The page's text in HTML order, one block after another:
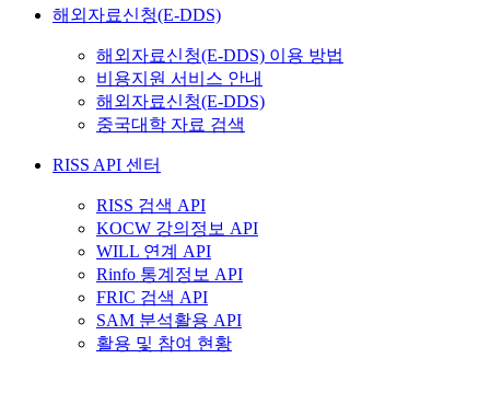
해외자료신청(E-DDS)
해외자료신청(E-DDS) 이용 방법
비용지원 서비스 안내
해외자료신청(E-DDS)
중국대학 자료 검색
RISS API 센터
RISS 검색 API
KOCW 강의정보 API
WILL 연계 API
Rinfo 통계정보 API
FRIC 검색 API
SAM 분석활용 API
활용 및 참여 현황